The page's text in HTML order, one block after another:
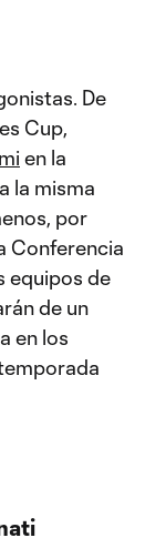
De
Cup,
en la
la misma
por
Conferencia
equipos de
de un
en los